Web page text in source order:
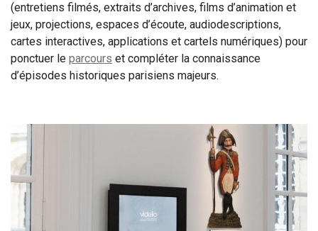
(entretiens filmés, extraits d’archives, films d’animation et
jeux, projections, espaces d’écoute, audiodescriptions,
cartes interactives, applications et cartels numériques) pour
ponctuer le parcours et compléter la connaissance
d’épisodes historiques parisiens majeurs.